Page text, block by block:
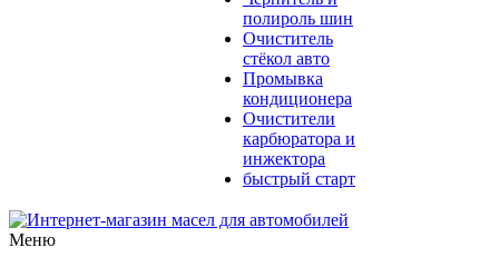
полироль шин
Очиститель
стёкол авто
Промывка
кондиционера
Очистители
карбюратора и
инжектора
быстрый старт
Меню